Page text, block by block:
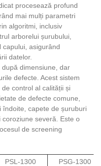
procesează profund
mai mulți parametri
algoritmi, inclusiv
arborelui șurubului,
capului, asigurând
datelor.
dimensiune, dar
defecte. Acest sistem
control al calității și
de defecte comune,
capete de șuruburi
severă. Este o
de screening
PSL-1300
PSG-1300